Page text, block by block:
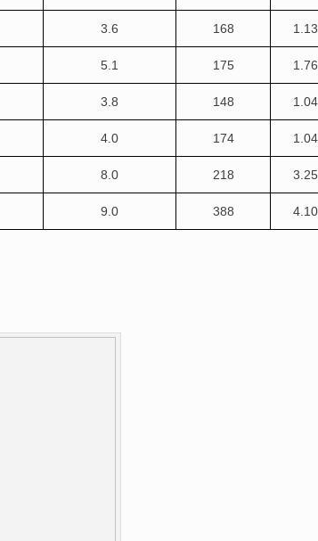
3.6 168 1.13
5.1 175 1.76
3.8 148 1.04
4.0 174 1.04
8.0 218 3.25
9.0 388
4.10